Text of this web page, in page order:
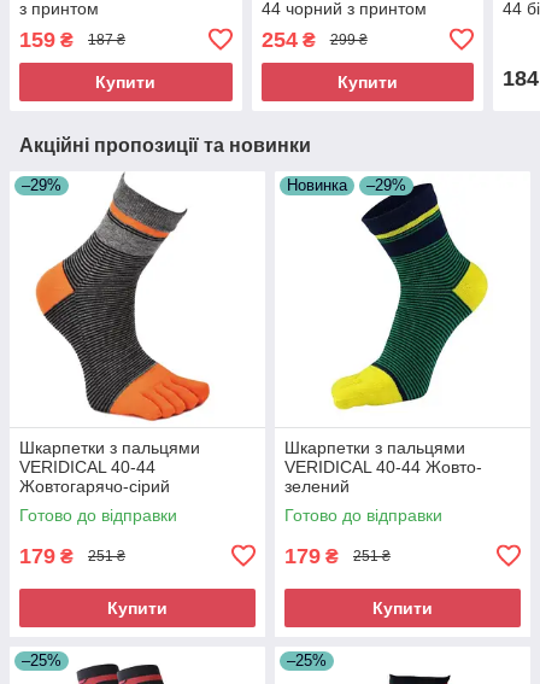
з принтом
159 ₴ 187 ₴
Купити
44 чорний з принтом
254₴ 299 ₴
Купити
44
184
Акційні пропозиції та новинки
–29%
Шкарпетки з пальцями
VERIDICAL 40-44
Жовтогарячо-сірий
Готово до відправки
179 ₴ 251 ₴
Купити
Новинка –29%
Шкарпетки з пальцями
VERIDICAL 40-44 Жовто-
зелений
Готово до відправки
179 ₴ 251 ₴
Купити
–25% –25%